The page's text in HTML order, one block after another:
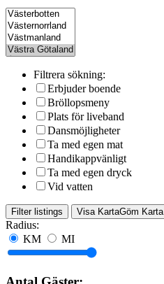
Filtrera sökning:
Erbjuder boende
Bröllopsmeny
Plats för liveband
Dansmöjligheter
Ta med egen mat
Handikappvänligt
Ta med egen dryck
Vid vatten
Filter listings Visa KartaGöm Karta
Radius:
KM
MI